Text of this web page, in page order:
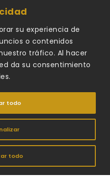
su experiencia de
o contenidos
tráfico. Al hacer
da su consentimiento
todo
todo
por AGRUOSTUDIO